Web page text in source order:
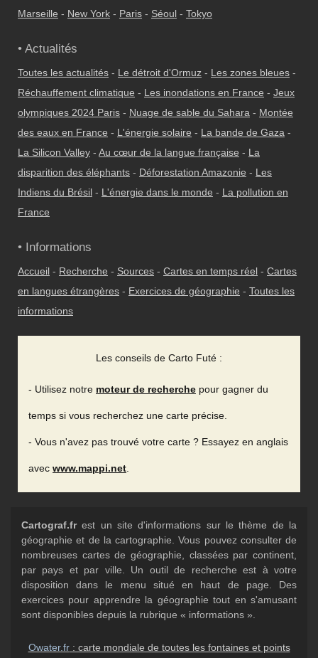
Marseille - New York - Paris - Séoul - Tokyo
• Actualités
Toutes les actualités - Le détroit d'Ormuz - Les zones bleues -
Réchauffement climatique - Les inondations en France - Jeux
olympiques 2024 Paris - Nuage de sable du Sahara - Montée
des eaux en France - L'énergie solaire - La bande de Gaza -
La Silicon Valley - Au cœur de la langue française - La
disparition des éléphants - Déforestation Amazonie - Les
Indiens du Brésil - L'énergie dans le monde - La pollution en
France
• Informations
Accueil - Recherche - Sources - Cartes en temps réel - Cartes
en langues étrangères - Exercices de géographie - Toutes les
informations
Les conseils de Carto Futé :
- Utilisez notre moteur de recherche pour gagner du
temps si vous recherchez une carte précise.
- Vous n'avez pas trouvé votre carte ? Essayez en anglais
avec www.mappi.net
Cartograf.frest un site d'informations sur le thème de la
géographie et de la cartographie. Vous pouvez consulter de
nombreuses cartes de géographie, classées par continent,
par pays et par ville. Un outil de recherche est à votre
disposition dans le menu situé en haut de page. Des
exercices pour apprendre la géographie tout en s'amusant
sont disponibles depuis la rubrique « informations ».
Owater.fr: carte mondiale de toutes les fontaines et points